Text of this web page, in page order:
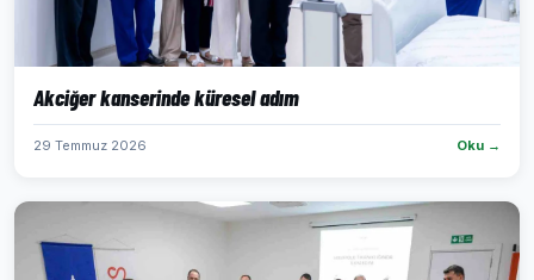
Akciğer kanserinde küresel adım
29 Temmuz 2026 Oku →